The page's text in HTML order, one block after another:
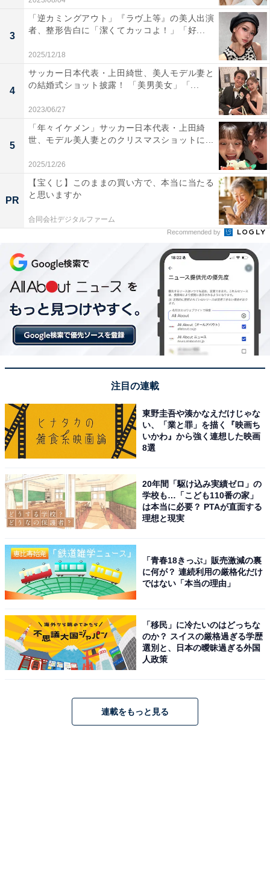
3
「逆カミングアウト」『ラヴ上等』の美人出演
者、整形告白に「潔くてカッコよ！」「好...
2025/12/18
4
サッカー日本代表・上田綺世、美人モデル妻と
の結婚式ショット披露！ 「美男美女」「...
2023/06/27
5
「年々イケメン」サッカー日本代表・上田綺
世、モデル美人妻とのクリスマスショットに...
2025/12/26
PR
【宝くじ】このままの買い方で、本当に当たる
と思いますか
合同会社デジタルファーム
Recommended by
注目の連載
東野圭吾や湊かなえだけじゃな
い、「業と罪」を描く『映画ち
いかわ』から強く連想した映画
8選
20年間「駆け込み実績ゼロ」の
学校も…「こども110番の家」
は本当に必要？ PTAが直面する
理想と現実
「青春18きっぷ」販売激減の裏
に何が？ 連続利用の厳格化だけ
ではない「本当の理由」
「移民」に冷たいのはどっちな
のか？ スイスの厳格過ぎる学歴
選別と、日本の曖昧過ぎる外国
人政策
連載をもっと見る